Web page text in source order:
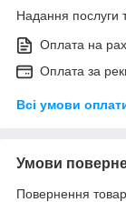
Надання послуги
Оплата на
Оплата за
Всі умови
Умови
Повернення